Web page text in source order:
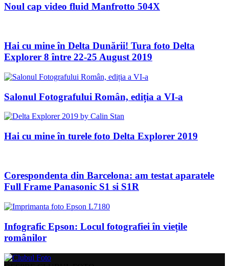
Noul cap video fluid Manfrotto 504X
Hai cu mine în Delta Dunării! Tura foto Delta
Explorer 8 între 22-25 August 2019
Salonul Fotografului Român, ediția a VI-a
Hai cu mine în turele foto Delta Explorer 2019
Corespondenta din Barcelona: am testat aparatele
Full Frame Panasonic S1 si S1R
Infografic Epson: Locul fotografiei în viețile
românilor